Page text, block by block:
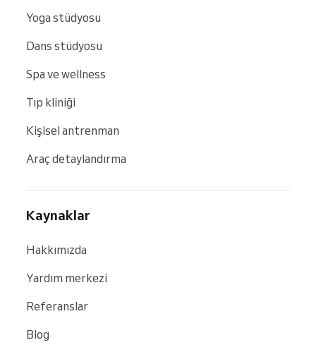
Yoga stüdyosu
Dans stüdyosu
Spa ve wellness
Tıp kliniği
Kişisel antrenman
Araç detaylandırma
Kaynaklar
Hakkımızda
Yardım merkezi
Referanslar
Blog